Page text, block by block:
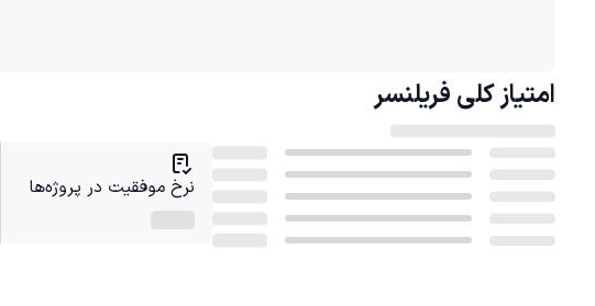
امتیاز کلی فریلنسر
نرخ موفقیت در پروژه‌ها